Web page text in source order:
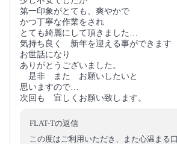
第一印象がとても、爽やかで
かつ丁寧な作業をされ
とても綺麗にして頂きました…
気持ち良く 新年を迎える事ができます
お世話になり
ありがとうございました。
是非 また お願いしたいと
思いますので…
次回も 宜しくお願い致します。
FLAT-Tの返信
この度はご利用いただき、また心温まる